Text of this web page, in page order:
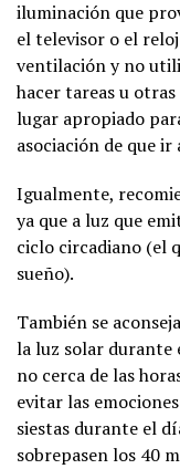
iluminación que
el televisor o el
ventilación y no
hacer tareas u
lugar apropiado
asociación de que ir
Igualmente,
ya que a luz que
ciclo circadiano (el
sueño).
También se
la luz solar durante
no cerca de las
evitar las
siestas durante el
sobrepasen los 40